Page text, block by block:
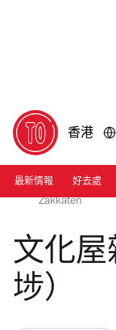
香港
最新情報 好去處
Zakkaten
文化屋
埗）